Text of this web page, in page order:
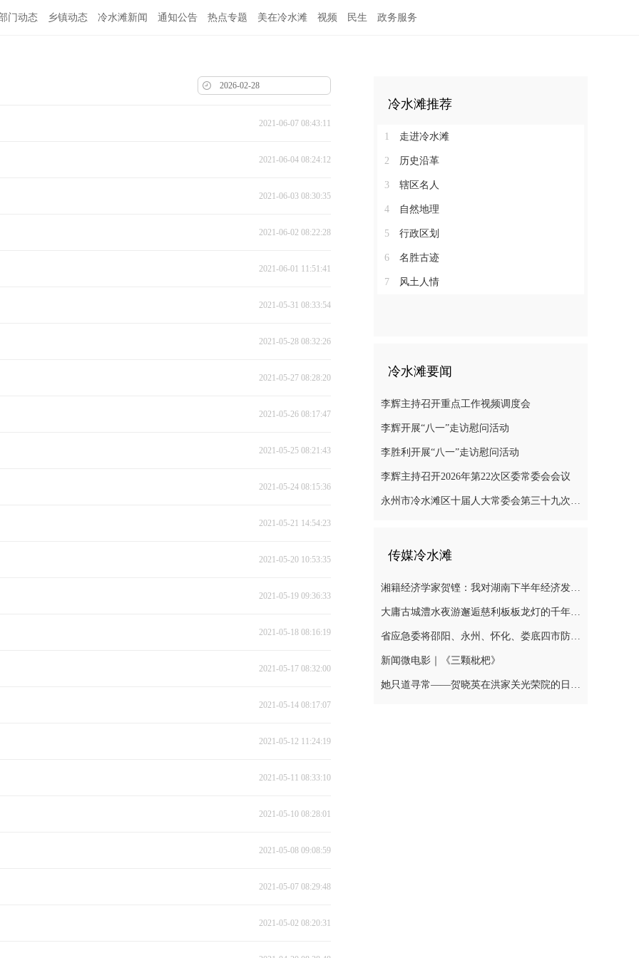
门动态 乡镇动态 冷水滩新闻 通知公告 热点专题 美在冷水滩 视频 民生 政务服务
2021-06-07 08:43:11
2021-06-04 08:24:12
2021-06-03 08:30:35
2021-06-02 08:22:28
2021-06-01 11:51:41
2021-05-31 08:33:54
2021-05-28 08:32:26
2021-05-27 08:28:20
2021-05-26 08:17:47
2021-05-25 08:21:43
2021-05-24 08:15:36
2021-05-21 14:54:23
2021-05-20 10:53:35
2021-05-19 09:36:33
2021-05-18 08:16:19
2021-05-17 08:32:00
2021-05-14 08:17:07
2021-05-12 11:24:19
2021-05-11 08:33:10
2021-05-10 08:28:01
2021-05-08 09:08:59
2021-05-07 08:29:48
2021-05-02 08:20:31
冷水滩推荐
1 走进冷水滩
2 历史沿革
3 辖区名人
4 自然地理
5 行政区划
6 名胜古迹
7 风土人情
冷水滩要闻
李辉主持召开重点工作视频调度会
李辉开展“八一”走访慰问活动
李胜利开展“八一”走访慰问活动
李辉主持召开2026年第22次区委常委会会议
永州市冷水滩区十届人大常委会第三十九次会议召开
传媒冷水滩
湘籍经济学家贺铿：我对湖南下半年经济发展有信心
大庸古城澧水夜游邂逅慈利板板龙灯的千年浪漫
省应急委将邵阳、永州、怀化、娄底四市防汛抗灾应急响应提升至三级
新闻微电影｜《三颗枇杷》
她只道寻常——贺晓英在洪家关光荣院的日与夜